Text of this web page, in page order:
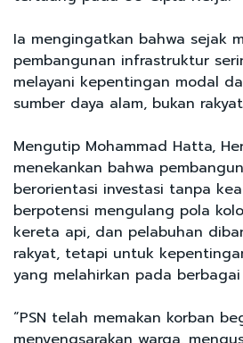
Ia mengingatkan bahwa sejak
pembangunan infrastruktur
melayani kepentingan modal
sumber daya alam, bukan
Mengutip Mohammad Hatta,
menekankan bahwa
berorientasi investasi tanpa
berpotensi mengulang pola
kereta api, dan pelabuhan
rakyat, tetapi untuk
yang melahirkan pada berbagai
“PSN telah memakan korban